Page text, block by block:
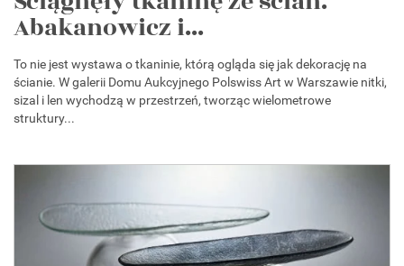
Abakanowicz i...
To nie jest wystawa o tkaninie, którą ogląda się jak dekorację na
ścianie. W galerii Domu Aukcyjnego Polswiss Art w Warszawie nitki,
sizal i len wychodzą w przestrzeń, tworząc wielometrowe
struktury...